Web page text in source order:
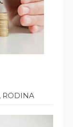
RODINA